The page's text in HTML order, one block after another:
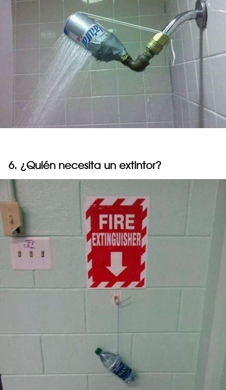
6. ¿Quién necesita un extintor?